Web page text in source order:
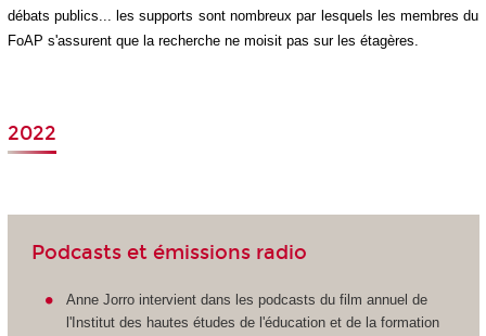
débats publics... les supports sont nombreux par lesquels les membres du
FoAP s'assurent que la recherche ne moisit pas sur les étagères.
2022
Podcasts et émissions radio
Anne Jorro intervient dans les podcasts du film annuel de
l'Institut des hautes études de l'éducation et de la formation